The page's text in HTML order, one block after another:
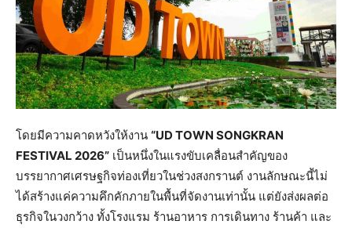
โดยมีความคาดหวังให้งาน “UD TOWN SONGKRAN
FESTIVAL 2026” เป็นหนึ่งในแรงขับเคลื่อนสำคัญของ
บรรยากาศเศรษฐกิจท่องเที่ยวในช่วงสงกรานต์ งานลักษณะนี้ไม่
ได้สร้างแค่ความคึกคักภายในพื้นที่จัดงานเท่านั้น แต่ยังส่งผลต่อ
ธุรกิจในวงกว้าง ทั้งโรงแรม ร้านอาหาร การเดินทาง ร้านค้า และ